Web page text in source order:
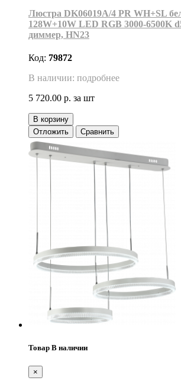
Люстра DK06019A/4 PR WH+SL
128W+10W LED RGB 3000-6500K
диммер, HN23
Код: 79872
В наличии: подробнее
5 720.00 р. за шт
В корзину
Отложить
Сравнить
Товар В наличии
×